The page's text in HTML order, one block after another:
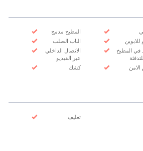
المطبخ مدمج
الباب الصلب
الاتصال الداخلي
عبر الفيديو
في المطبخ
كشك
الامن
تغليف